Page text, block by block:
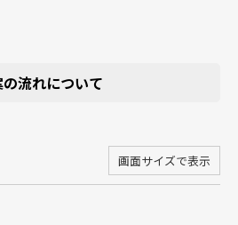
流れについて
画面サイズで表示